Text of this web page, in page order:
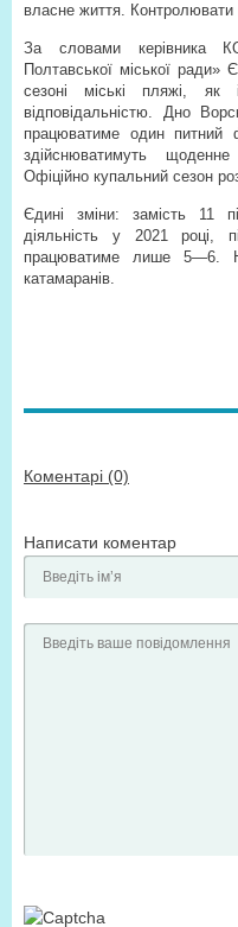
власне життя.
За словами керівника
Полтавської міської
сезоні міські пляжі, як
відповідальністю. Дно
працюватиме один питний
здійснюватимуть
Офіційно купальний сезон
Єдині зміни: замість 11
діяльність у 2021 році,
працюватиме лише 5—6.
катамаранів.
Коментарі (0)
Написати коментар